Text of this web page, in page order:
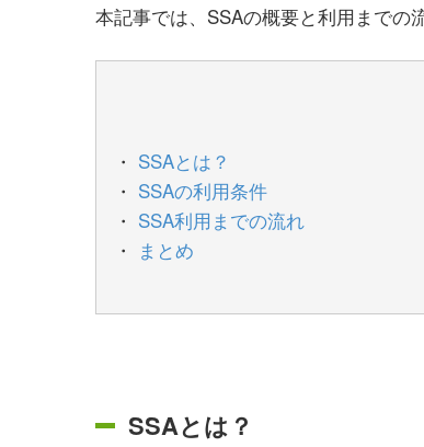
本記事では、SSAの概要と利用までの
SSAとは？
SSAの利用条件
SSA利用までの流れ
まとめ
SSAとは？